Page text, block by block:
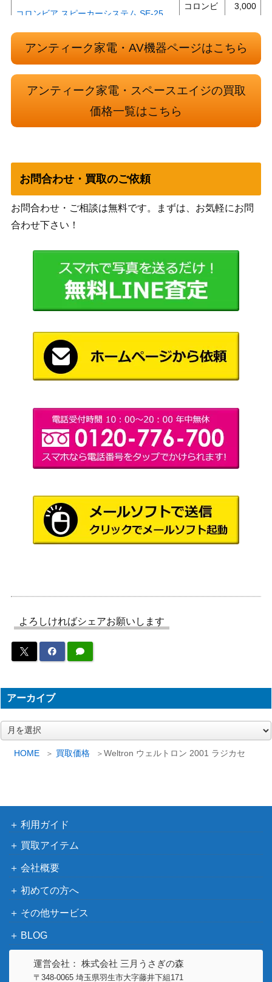
HOME 買取価格 Weltron ウェルトロン 2001 ラジカセ
コロンビア スピーカーシステム SE-25
コロンビ
3,000
ー
ウェルト
ロン
13,000
ナショナル TR-603A アポロテレビ
アンティーク家電・AV機器ページはこちら
アンティーク家電・スペースエイジの買取
価格一覧はこちら
お問合わせ・買取のご依頼
お問合わせ・ご相談は無料です。まずは、お気軽にお問
合わせ下さい！
よろしければシェアお願いします
アーカイブ
ー
利用ガイド
買取アイテム
会社概要
初めての方へ
その他サービス
BLOG
運営会社： 株式会社 三月うさぎの森
〒348-0065 埼玉県羽生市大字藤井下組171